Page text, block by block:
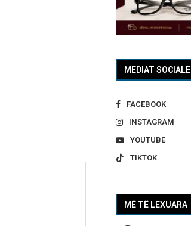
MEDIAT SOCIALE
FACEBOOK
INSTAGRAM
YOUTUBE
TIKTOK
MË TË LEXUARA